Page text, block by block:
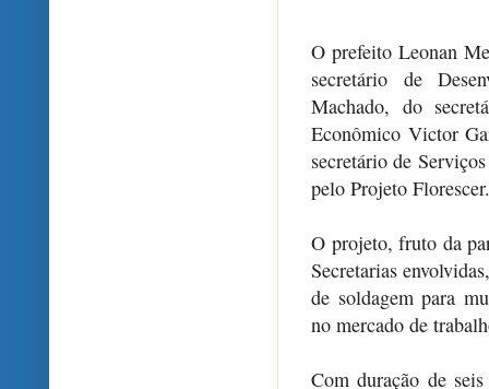
O prefeito Leonan
secretário de
Machado, do
Econômico Victor
secretário de
pelo Projeto Florescer.
O projeto, fruto da
Secretarias
de soldagem para
no mercado de
Com duração de